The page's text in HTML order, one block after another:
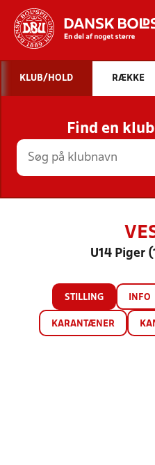
STILLINGER,
KLUB/HOLD RÆKKE
Find en
U14 Piger
STILLING INFO
KARANTÆNER